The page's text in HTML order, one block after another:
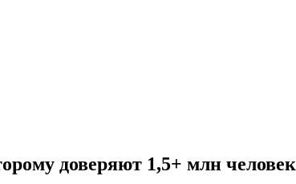
доверяют 1,5+ млн